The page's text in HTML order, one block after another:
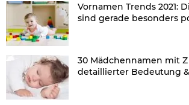
Vornamen Trends 2021:
sind gerade besonders
30 Mädchennamen mit Z
detaillierter Bedeutung